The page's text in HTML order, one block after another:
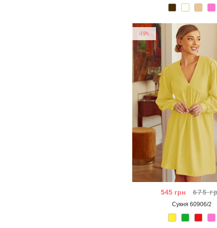
-19%
545 грн 675
Сукня 60906/2